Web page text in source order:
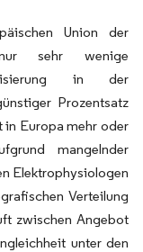
Union der
nur sehr wenige
in der
Prozentsatz
Europa mehr oder
mangelnder
Elektrophysiologen
Verteilung
zwischen Angebot
unter den